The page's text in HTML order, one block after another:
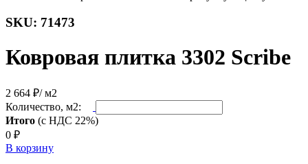
SKU: 71473
Ковровая плитка 3302 Scribe
2 664 ₽/ м2
Количество, м2:
Итого (с НДС 22%)
0 ₽
В корзину